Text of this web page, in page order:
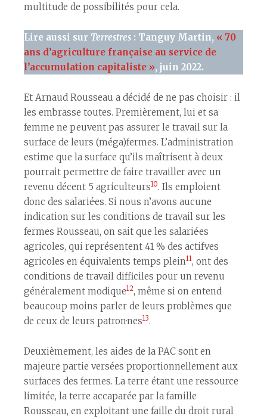
multitude de possibilités pour cela.
Lire aussi sur Terrestres : Tanguy Martin, « 70
ans d’agriculture française au service de
l’accumulation capitaliste », juin 2022.
Et Arnaud Rousseau a décidé de ne pas choisir : il
les embrasse toutes. Premièrement, lui et sa
femme ne peuvent pas assurer le travail sur la
surface de leurs (méga)fermes. L’administration
estime que la surface qu’ils maîtrisent à deux
pourrait permettre de faire travailler avec un
revenu décent 5 agriculteurs10. Ils emploient
donc des salarié·es. Si nous n’avons aucune
indication sur les conditions de travail sur les
fermes Rousseau, on sait que les salarié·es
agricoles, qui représentent 41 % des actif·ves
agricoles en équivalents temps plein11, ont des
conditions de travail difficiles pour un revenu
généralement modique12, même si on entend
beaucoup moins parler de leurs problèmes que
de ceux de leurs patron·nes13.
Deuxièmement, les aides de la PAC sont en
majeure partie versées proportionnellement aux
surfaces des fermes. La terre étant une ressource
limitée, la terre accaparée par la famille
Rousseau, en exploitant une faille du droit rural